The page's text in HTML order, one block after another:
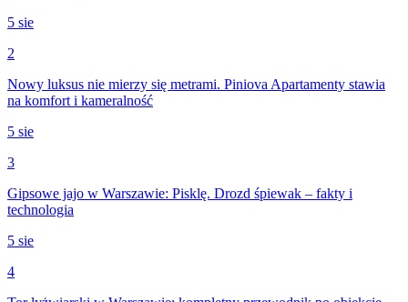
5 sie
2
Nowy luksus nie mierzy się metrami. Piniova Apartamenty stawia
na komfort i kameralność
5 sie
3
Gipsowe jajo w Warszawie: Pisklę. Drozd śpiewak – fakty i
technologia
5 sie
4